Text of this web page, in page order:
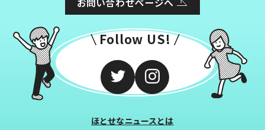
Follow US!
ほとせなニュースとは